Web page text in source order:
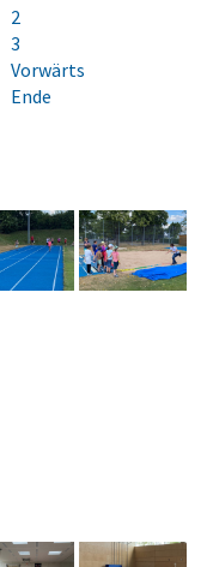
2
3
Vorwärts
Ende